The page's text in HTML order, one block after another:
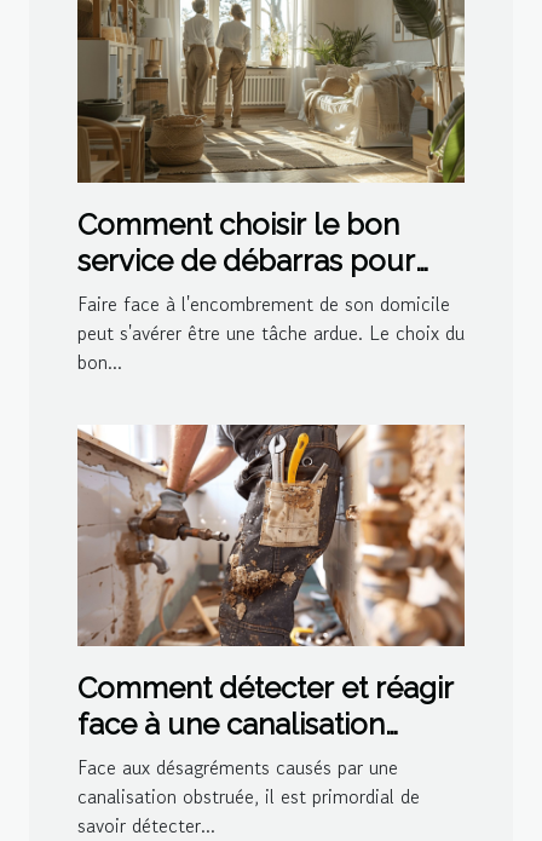
Comment choisir le bon
service de débarras pour
votre domicile
Faire face à l'encombrement de son domicile
peut s'avérer être une tâche ardue. Le choix du
bon...
Comment détecter et réagir
face à une canalisation
bouchée
Face aux désagréments causés par une
canalisation obstruée, il est primordial de
savoir détecter...